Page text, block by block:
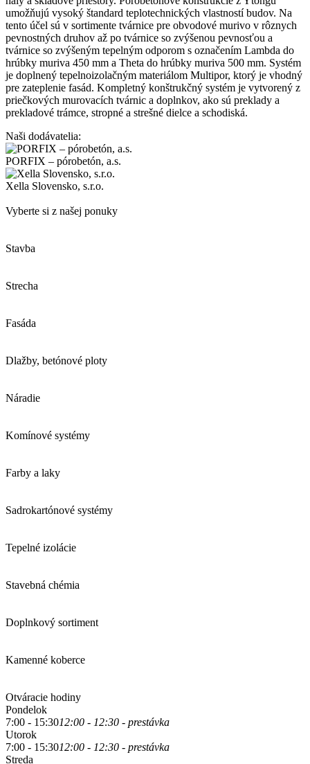
umožňujú vysoký štandard teplotechnických vlastností budov. Na
tento účel sú v sortimente tvárnice pre obvodové murivo v rôznych
pevnostných druhov až po tvárnice so zvýšenou pevnosťou a
tvárnice so zvýšeným tepelným odporom s označením Lambda do
hrúbky muriva 450 mm a Theta do hrúbky muriva 500 mm. Systém
je doplnený tepelnoizolačným materiálom Multipor, ktorý je vhodný
pre zateplenie fasád. Kompletný konštrukčný systém je vytvorený z
priečkových murovacích tvárnic a doplnkov, ako sú preklady a
prekladové trámce, stropné a strešné dielce a schodiská.
Naši dodávatelia:
PORFIX – pórobetón, a.s.
Xella Slovensko, s.r.o.
Vyberte si z našej ponuky
Stavba
Strecha
Fasáda
Dlažby, betónové ploty
Náradie
Komínové systémy
Farby a laky
Sadrokartónové systémy
Tepelné izolácie
Stavebná chémia
Doplnkový sortiment
Kamenné koberce
Otváracie hodiny
Pondelok
7:00 - 15:3012:00 - 12:30 - prestávka
Utorok
7:00 - 15:3012:00 - 12:30 - prestávka
Streda